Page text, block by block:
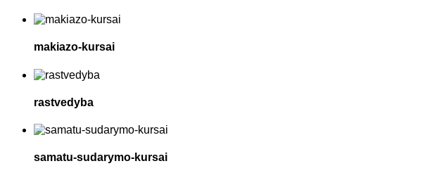
makiazo-kursai
rastvedyba
samatu-sudarymo-kursai